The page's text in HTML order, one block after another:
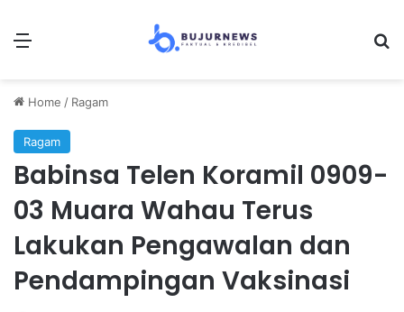
Home / Ragam
Ragam
Babinsa Telen Koramil 0909-
03 Muara Wahau Terus
Lakukan Pengawalan dan
Pendampingan Vaksinasi